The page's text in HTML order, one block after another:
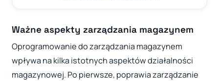
Ważne aspekty zarządzania magazynem
Oprogramowanie do zarządzania magazynem
wpływa na kilka istotnych aspektów działalności
magazynowej. Po pierwsze, poprawia zarządzanie